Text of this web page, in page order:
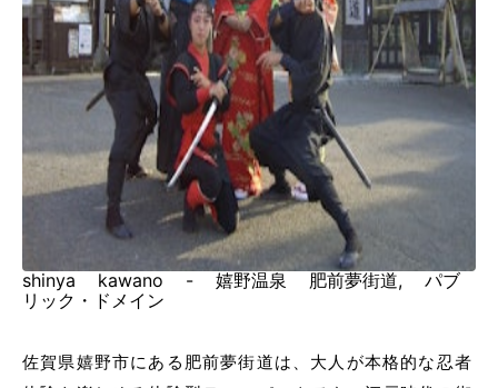
shinya kawano - 嬉野温泉 肥前夢街道, パブ
リック・ドメイン
佐賀県嬉野市にある肥前夢街道は、大人が本格的な忍者